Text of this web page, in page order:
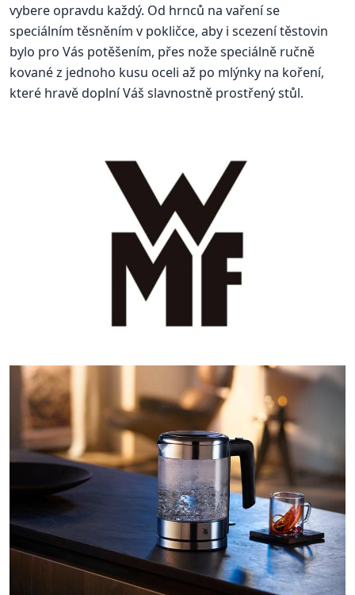
vybere opravdu každý. Od hrnců na vaření se
speciálním těsněním v pokličce, aby i scezení těstovin
bylo pro Vás potěšením, přes nože speciálně ručně
kované z jednoho kusu oceli až po mlýnky na koření,
které hravě doplní Váš slavnostně prostřený stůl.